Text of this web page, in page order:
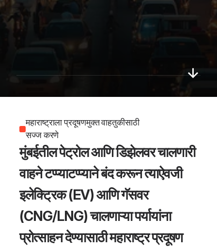
करण्यासाठी
'व्यवहार्यता
अभ्यास'
महाराष्ट्राला प्रदूषणमुक्त वाहतुकीसाठी
सज्ज करणे
मुंबईतील पेट्रोल आणि डिझेलवर चालणारी
वाहने टप्प्याटप्प्याने बंद करून त्याऐवजी
इलेक्ट्रिक (EV) आणि गॅसवर
(CNG/LNG) चालणाऱ्या पर्यायांना
प्रोत्साहन देण्यासाठी महाराष्ट्र प्रदूषण